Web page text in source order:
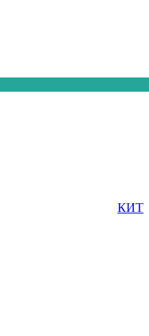
КИТ